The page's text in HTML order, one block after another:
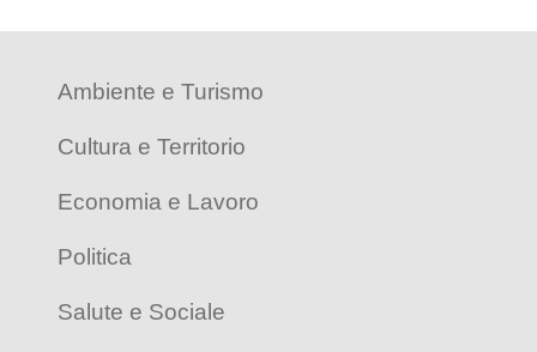
Ambiente e Turismo
Cultura e Territorio
Economia e Lavoro
Politica
Salute e Sociale